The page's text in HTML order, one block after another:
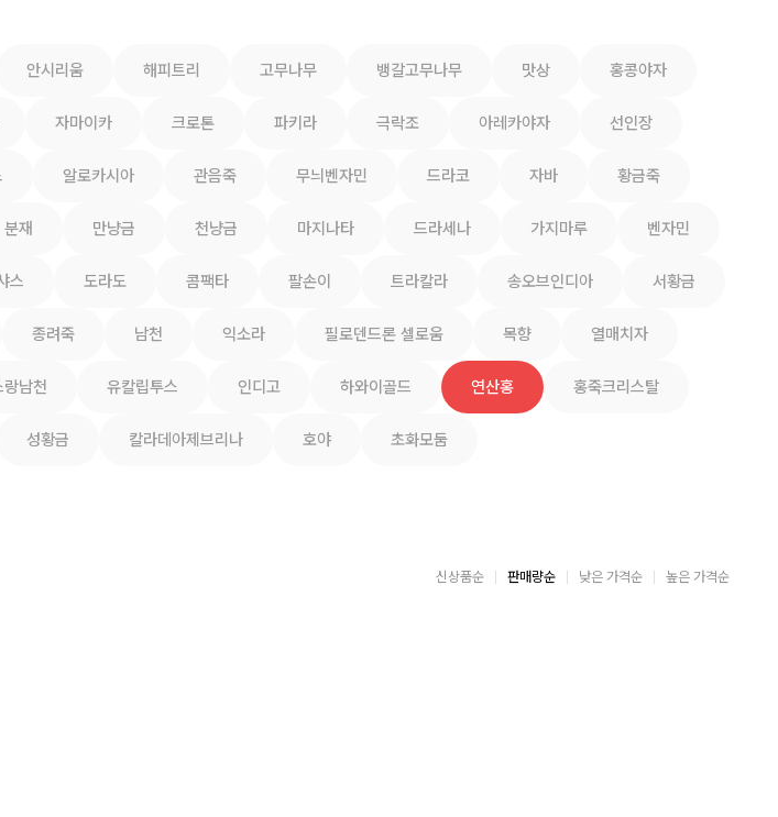
안시리움 해피트리 고무나무 뱅갈고무나무 맛상 홍콩야자
자마이카 크로톤 파키라 극락조 아레카야자 선인장
알로카시아 관음죽 무늬벤자민 드라코 자바 황금죽
분재 만냥금 천냥금 마지나타 드라세나 가지마루 벤자민
스 도라도 콤팩타 팔손이 트라칼라 송오브인디아 서황금
종려죽 남천 익소라 필로덴드론 셀로움 목향 열매치자
랑남천 유칼립투스 인디고 하와이골드 연산홍 홍죽크리스탈
성황금 칼라데아제브리나 호야 초화모둠
신상품순 판매량순 낮은 가격순 높은 가격순